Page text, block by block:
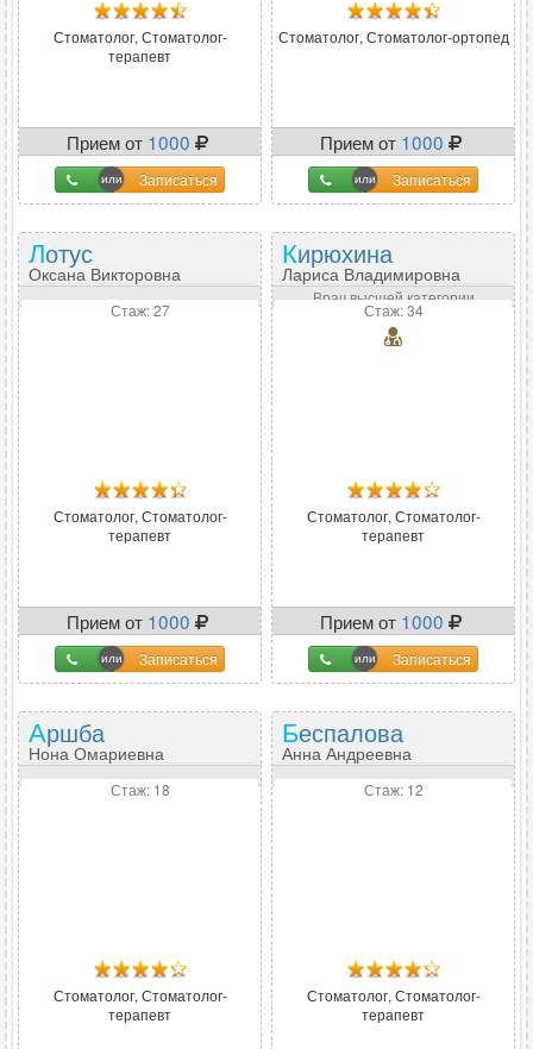
Стоматолог, Стоматолог-
терапевт
Прием от 1000
Записаться
Стоматолог, Стоматолог-ортопед
Прием от 1000
Записаться
Лотус
Оксана Викторовна
Стаж: 27
Стоматолог, Стоматолог-
терапевт
Прием от 1000
Записаться
Кирюхина
Лариса Владимировна
Врач высшей категории
Стаж: 34
Стоматолог, Стоматолог-
терапевт
Прием от 1000
Записаться
Аршба
Нона Омариевна
Стаж: 18
Стоматолог, Стоматолог-
терапевт
Беспалова
Анна Андреевна
Стаж: 12
Стоматолог, Стоматолог-
терапевт